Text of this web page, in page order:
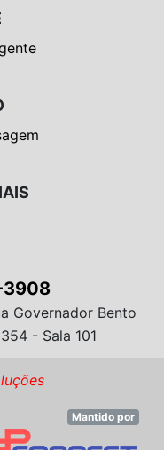
Governador Bento
- Sala 101
Mantido por